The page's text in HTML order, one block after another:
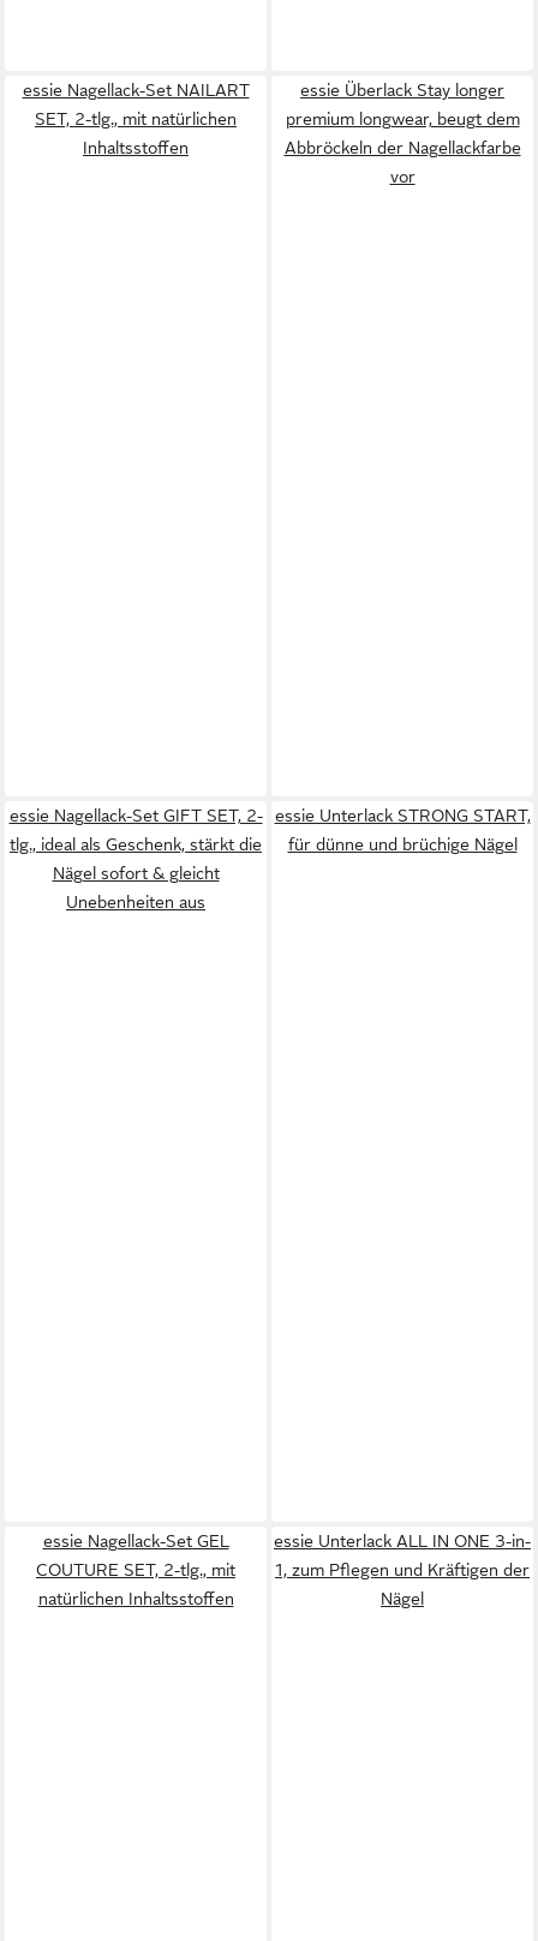
essie Nagellack-Set NAILART
SET, 2-tlg., mit natürlichen
Inhaltsstoffen
essie Überlack Stay longer
premium longwear, beugt dem
Abbröckeln der Nagellackfarbe
vor
essie Nagellack-Set GIFT SET, 2-
tlg., ideal als Geschenk, stärkt die
Nägel sofort & gleicht
Unebenheiten aus
essie Unterlack STRONG START,
für dünne und brüchige Nägel
essie Nagellack-Set GEL
COUTURE SET, 2-tlg., mit
natürlichen Inhaltsstoffen
essie Unterlack ALL IN ONE 3-in-
1, zum Pflegen und Kräftigen der
Nägel